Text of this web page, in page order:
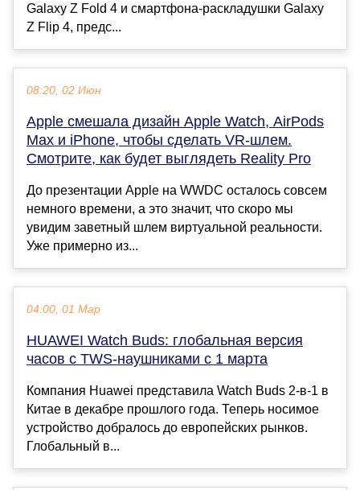
Galaxy Z Fold 4 и смартфона-раскладушки Galaxy
Z Flip 4, предс...
08:20, 02 Июн
Apple смешала дизайн Apple Watch, AirPods
Max и iPhone, чтобы сделать VR-шлем.
Смотрите, как будет выглядеть Reality Pro
До презентации Apple на WWDC осталось совсем
немного времени, а это значит, что скоро мы
увидим заветный шлем виртуальной реальности.
Уже примерно из...
04:00, 01 Мар
HUAWEI Watch Buds: глобальная версия
часов с TWS-наушниками с 1 марта
Компания Huawei представила Watch Buds 2-в-1 в
Китае в декабре прошлого года. Теперь носимое
устройство добралось до европейских рынков.
Глобальный в...